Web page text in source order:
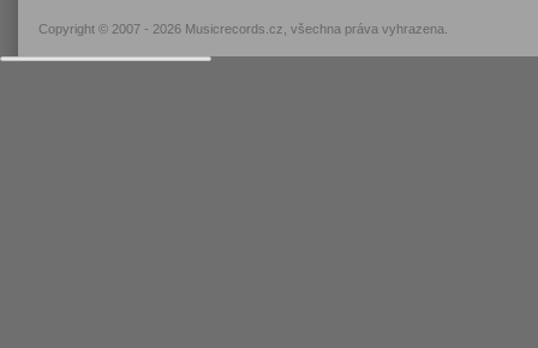
Copyright © 2007 - 2026 Musicrecords.cz , všechna práva vyhrazena.